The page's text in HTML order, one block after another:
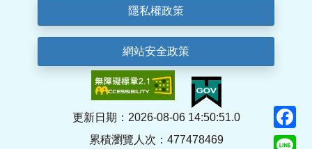
隱私權政策
網站安全政策
更新日期：2026-08-06 14:50:51.0
累積瀏覽人次：477478469